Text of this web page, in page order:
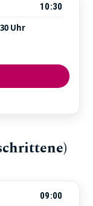
10:30
Uhr
09:00